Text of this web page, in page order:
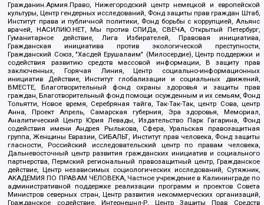
Гражданин.Армия.Право, Нижегородский центр немецкой и европейской
культуры, Центр гендерных исследований, Фонд защиты прав граждан Штаб,
Институт права и публичной политики, Фонд борьбы с коррупцией, Альянс
врачей, НАСИЛИЮ.НЕТ, Мы против СПИДа, СВЕЧА, Открытый Петербург,
Гуманитарное действие, Лига Избирателей, Правовая инициатива,
Гражданская инициатива против экологической преступности,
Гражданский Союз, "Хасдей Ерушалаим" (Милосердие), Центр поддержки и
содействия развитию средств массовой информации, В защиту прав
заключенных, Горячая Линия, Центр социально-информационных
инициатив Действие, Институт глобализации и социальных движений,
ВМЕСТЕ, Благотворительный фонд охраны здоровья и защиты прав
граждан, Благотворительный фонд помощи осужденным и их семьям, Фонд
Тольятти, Новое время, Серебряная тайга, Так-Так-Так, центр Сова, центр
Анна, Проект Апрель, Самарская губерния, Эра здоровья, Мемориал,
Аналитический Центр Юрия Левады, Издательство Парк Гагарина, Фонд
содействия имени Андрея Рылькова, Сфера, Уральская правозащитная
группа, Женщины Евразии, СИБАЛЬТ, Институт прав человека, Фонд защиты
гласности, Российский исследовательский центр по правам человека,
Дальневосточный центр развития гражданских инициатив и социального
партнерства, Пермский региональный правозащитный центр, Гражданское
действие, Центр независимых социологических исследований, Сутяжник,
АКАДЕМИЯ ПО ПРАВАМ ЧЕЛОВЕКА, Частное учреждение в Калининграде по
административной поддержке реализации программ и проектов Совета
Министров северных стран, Центр развития некоммерческих организаций,
Гражданское содействие, Интернешнл-Р, Центр Защиты Прав Средств